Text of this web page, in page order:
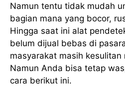
Namun tentu tidak mudah
bagian mana yang bocor,
Hingga saat ini alat
belum dijual bebas di
masyarakat masih kesulitan
Namun Anda bisa tetap
cara berikut ini.